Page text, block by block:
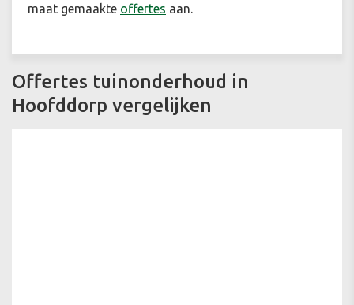
maat gemaakte offertes aan.
Offertes tuinonderhoud in
Hoofddorp vergelijken